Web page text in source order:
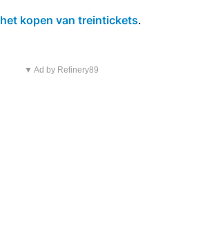
het kopen van treintickets.
▼ Ad by Refinery89